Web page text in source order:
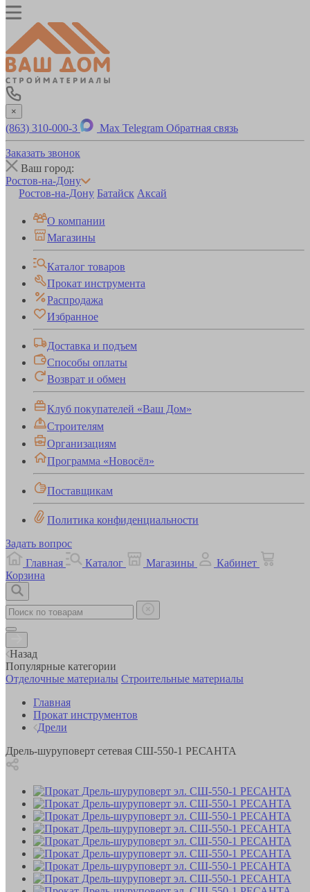
×
(863) 310-000-3 Max Telegram Обратная связь
Заказать звонок
Ваш город:
Ростов-на-Дону
Ростов-на-Дону Батайск Аксай
О компании
Магазины
Каталог товаров
Прокат инструмента
Распродажа
Избранное
Доставка и подъем
Способы оплаты
Возврат и обмен
Клуб покупателей «Ваш Дом»
Строителям
Организациям
Программа «Новосёл»
Поставщикам
Политика конфиденциальности
Задать вопрос
Главная
Каталог Магазины
Кабинет
Корзина
Назад
Популярные категории
Отделочные материалы Строительные материалы
Главная
Прокат инструментов
Дрели
Дрель-шуруповерт сетевая СШ-550-1 РЕСАНТА